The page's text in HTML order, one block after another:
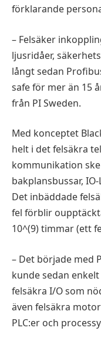
förklarande
– Felsäker
ljusridåer,
långt sedan
safe för mer än 15
från PI Sweden.
Med konceptet
helt i det felsäkra
kommunikation
bakplansbussar,
Det inbäddade
fel förblir
10^(9) timmar (ett
– Det började med
kunde sedan
felsäkra I/O som
även felsäkra
PLC:er och